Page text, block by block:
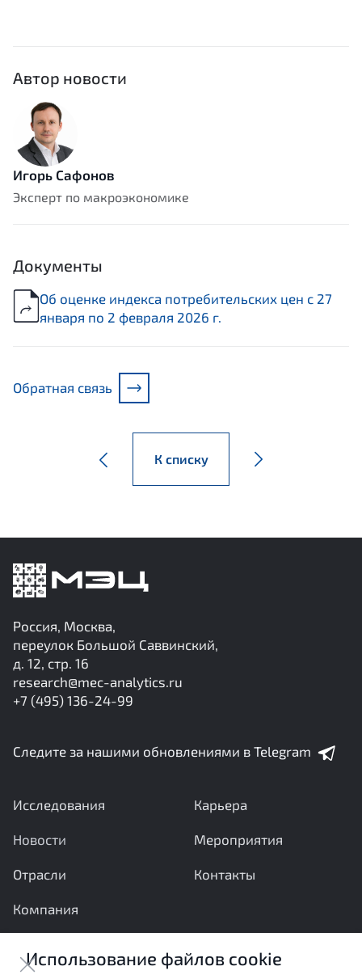
Автор новости
Игорь Сафонов
Эксперт по макроэкономике
Документы
Об оценке индекса потребительских цен с 27
января по 2 февраля 2026 г.
Обратная связь
К списку
Россия, Москва,
переулок Большой Саввинский,
д. 12, стр. 16
research@mec-analytics.ru
+7 (495) 136-24-99
Следите за нашими обновлениями в Telegram
Исследования
Новости
Отрасли
Компания
Карьера
Мероприятия
Контакты
Отправить сообщение
Использование файлов cookie